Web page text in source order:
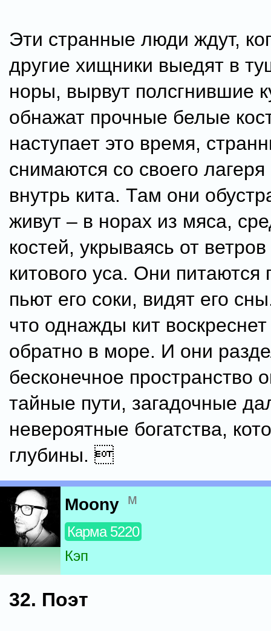
Эти странные люди ждут,
другие хищники выедят в
норы, вырвут полсгнившие
обнажат прочные белые
наступает это время,
снимаются со своего лагеря
внутрь кита. Там они
живут – в норах из мяса,
костей, укрываясь от
китового уса. Они питаются
пьют его соки, видят его
что однажды кит
обратно в море. И они
бесконечное пространство
тайные пути, загадочные
невероятные богатства,
глубины. 
Moony м
Карма 5220
Кэп
32. Поэт